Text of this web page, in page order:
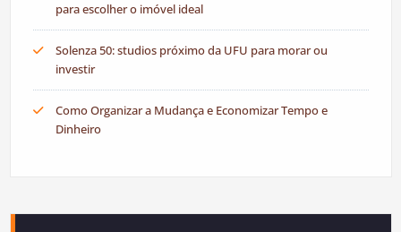
para escolher o imóvel ideal
Solenza 50: studios próximo da UFU para morar ou
investir
Como Organizar a Mudança e Economizar Tempo e
Dinheiro